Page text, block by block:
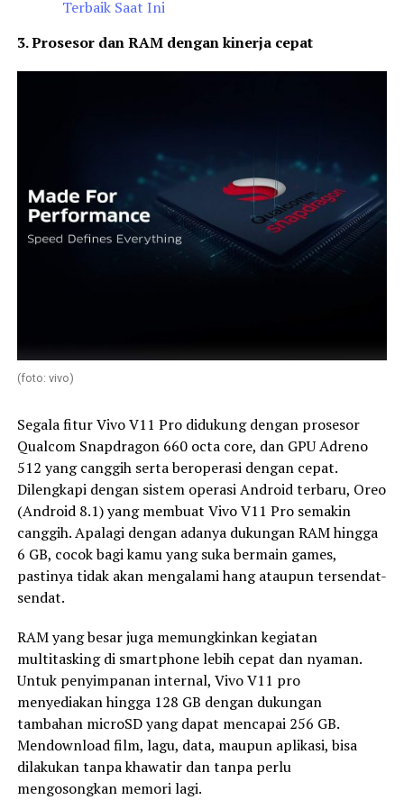
Terbaik Saat Ini
3. Prosesor dan RAM dengan kinerja cepat
(foto: vivo)
Segala fitur Vivo V11 Pro didukung dengan prosesor
Qualcom Snapdragon 660 octa core, dan GPU Adreno
512 yang canggih serta beroperasi dengan cepat.
Dilengkapi dengan sistem operasi Android terbaru, Oreo
(Android 8.1) yang membuat Vivo V11 Pro semakin
canggih. Apalagi dengan adanya dukungan RAM hingga
6 GB, cocok bagi kamu yang suka bermain games,
pastinya tidak akan mengalami hang ataupun tersendat-
sendat.
RAM yang besar juga memungkinkan kegiatan
multitasking di smartphone lebih cepat dan nyaman.
Untuk penyimpanan internal, Vivo V11 pro
menyediakan hingga 128 GB dengan dukungan
tambahan microSD yang dapat mencapai 256 GB.
Mendownload film, lagu, data, maupun aplikasi, bisa
dilakukan tanpa khawatir dan tanpa perlu
mengosongkan memori lagi.